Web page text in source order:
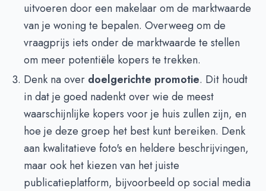
uitvoeren door een makelaar om de marktwaarde
van je woning te bepalen. Overweeg om de
vraagprijs iets onder de marktwaarde te stellen
om meer potentiële kopers te trekken.
Denk na over doelgerichte promotie. Dit houdt
in dat je goed nadenkt over wie de meest
waarschijnlijke kopers voor je huis zullen zijn, en
hoe je deze groep het best kunt bereiken. Denk
aan kwalitatieve foto's en heldere beschrijvingen,
maar ook het kiezen van het juiste
publicatieplatform, bijvoorbeeld op social media